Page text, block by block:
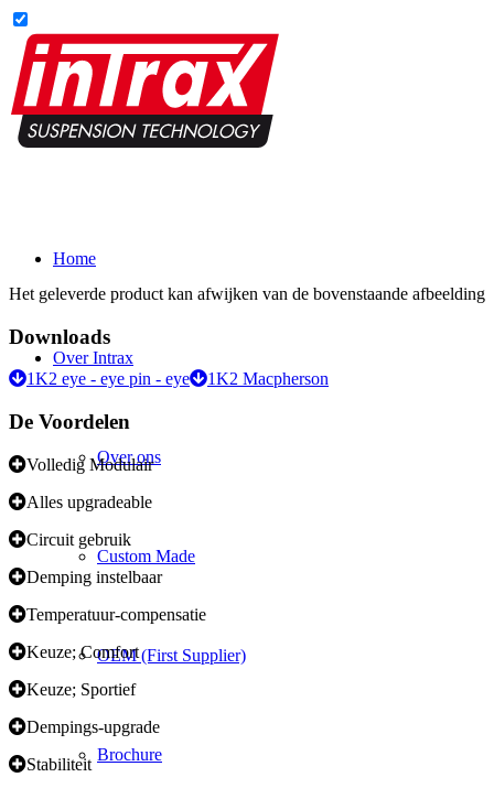
Home
Over Intrax
Over ons
Custom Made
OEM (First Supplier)
Brochure
Het geleverde product kan afwijken van de bovenstaande afbeelding
Downloads
1K2 eye - eye pin - eye 1K2 Macpherson
De Voordelen
Volledig Modulair
Alles upgradeable
Circuit gebruik
Demping instelbaar
Temperatuur-compensatie
Keuze; Comfort
Keuze; Sportief
Dempings-upgrade
Stabiliteit